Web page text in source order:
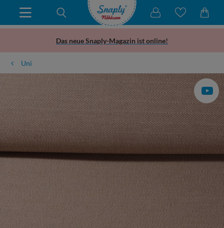
Das neue Snaply-Magazin ist online!
Uni